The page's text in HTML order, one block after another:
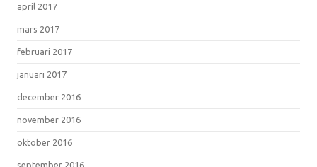
april 2017
mars 2017
februari 2017
januari 2017
december 2016
november 2016
oktober 2016
september 2016